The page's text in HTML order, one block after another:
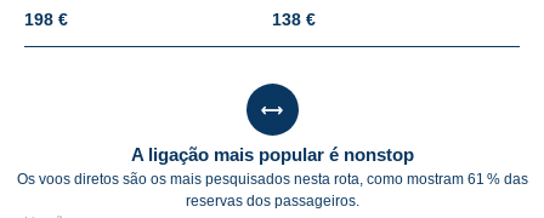
198 € 138 €
A ligação mais popular é nonstop
Os voos diretos são os mais pesquisados nesta rota, como mostram 61 % das
reservas dos passageiros.